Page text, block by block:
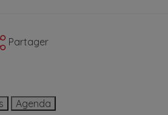
Partager
Agenda